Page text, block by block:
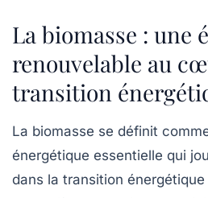
La biomasse : une
renouvelable au
transition
La biomasse se définit
énergétique essentielle qui
dans la transition énergétique